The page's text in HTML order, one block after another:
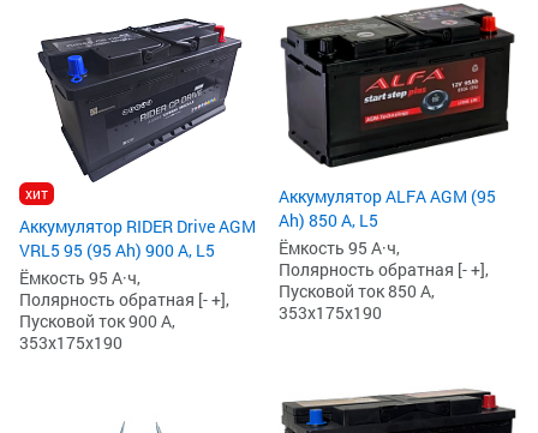
хит
Аккумулятор RIDER Drive AGM
VRL5 95 (95 Ah) 900 А, L5
Ёмкость 95 А·ч,
Полярность обратная [- +],
Пусковой ток 900 А,
353x175x190
Аккумулятор ALFA AGM (95
Ah) 850 А, L5
Ёмкость 95 А·ч,
Полярность обратная [- +],
Пусковой ток 850 А,
353x175x190